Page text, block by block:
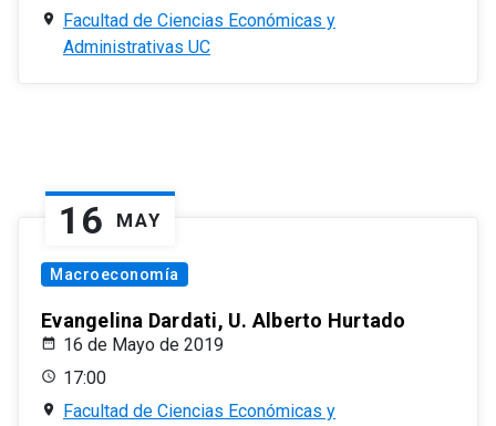
Facultad de Ciencias Económicas y
Administrativas UC
16 MAY
Macroeconomía
Evangelina Dardati, U. Alberto Hurtado
16 de Mayo de 2019
17:00
Facultad de Ciencias Económicas y